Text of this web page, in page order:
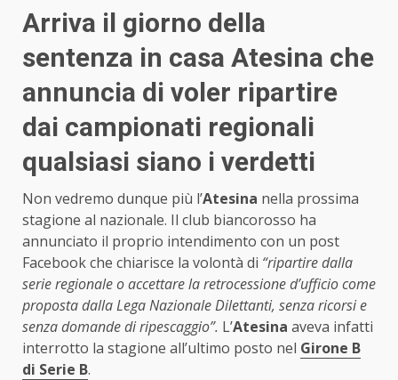
Arriva il giorno della
sentenza in casa Atesina che
annuncia di voler ripartire
dai campionati regionali
qualsiasi siano i verdetti
Non vedremo dunque più l’Atesina nella prossima
stagione al nazionale. Il club biancorosso ha
annunciato il proprio intendimento con un post
Facebook che chiarisce la volontà di “ripartire dalla
serie regionale o accettare la retrocessione d’ufficio come
proposta dalla Lega Nazionale Dilettanti, senza ricorsi e
senza domande di ripescaggio”. L’Atesina aveva infatti
interrotto la stagione all’ultimo posto nel Girone B
di Serie B.